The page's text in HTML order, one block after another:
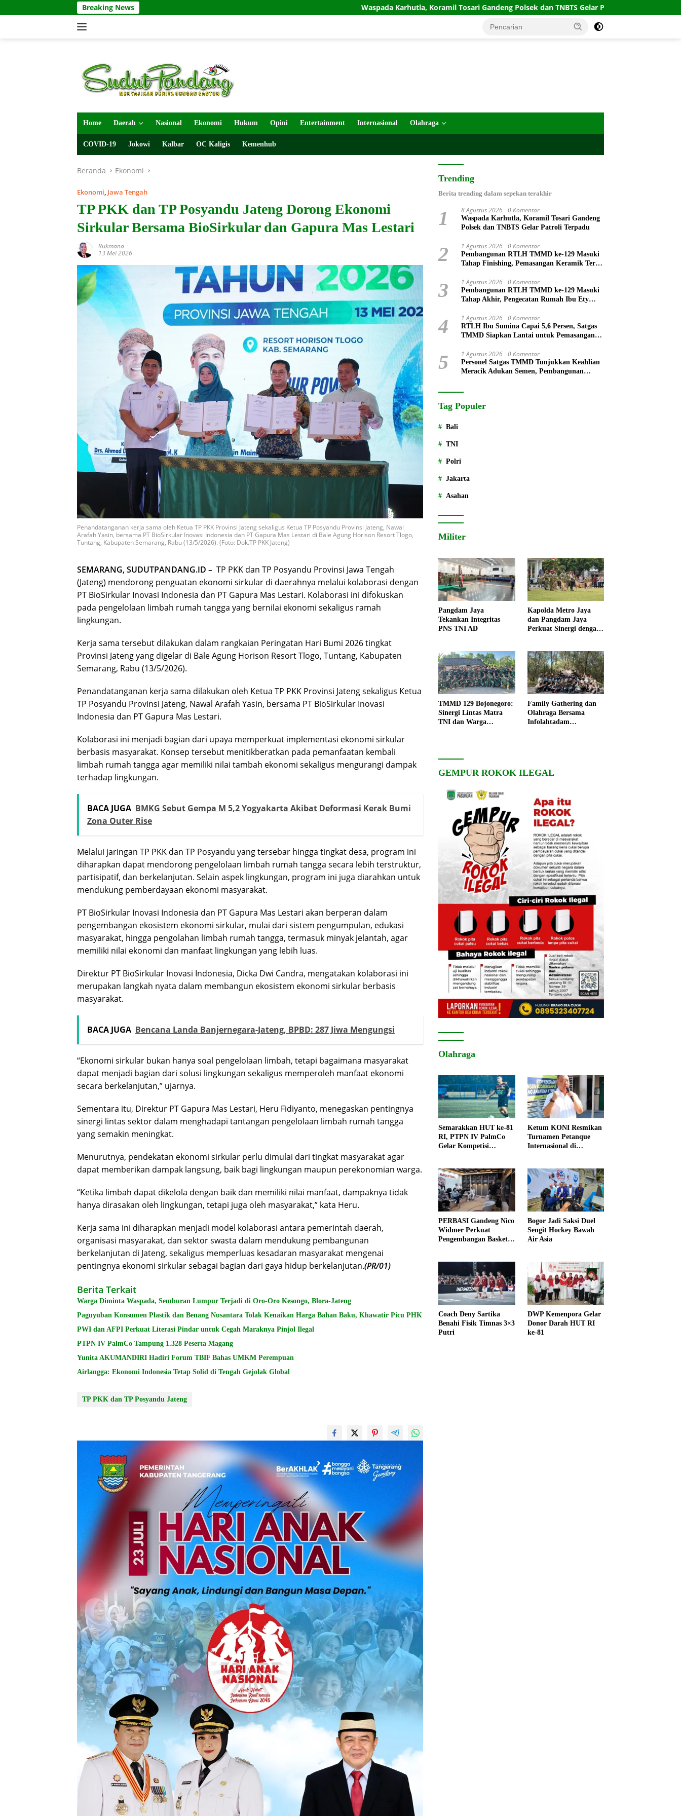
ke
Breaking News Waspada Karhutla, Koramil Tosari Gandeng Polsek dan TNBTS Gelar Patroli Terpadu
Home Daerah Nasional Ekonomi Hukum Opini Entertainment Internasional Olahraga
COVID-19 Jokowi Kalbar OC Kaligis Kemenhub
Beranda Ekonomi
Ekonomi, Jawa Tengah
TP PKK dan TP Posyandu Jateng Dorong Ekonomi
Sirkular Bersama BioSirkular dan Gapura Mas Lestari
Rukmana
13 Mei 2026
Penandatanganan kerja sama oleh Ketua TP PKK Provinsi Jateng sekaligus Ketua TP Posyandu Provinsi Jateng, Nawal
Arafah Yasin, bersama PT BioSirkular Inovasi Indonesia dan PT Gapura Mas Lestari di Bale Agung Horison Resort Tlogo,
Tuntang, Kabupaten Semarang, Rabu (13/5/2026). (Foto: Dok.TP PKK Jateng)
SEMARANG, SUDUTPANDANG.ID – TP PKK dan TP Posyandu Provinsi Jawa Tengah
(Jateng) mendorong penguatan ekonomi sirkular di daerahnya melalui kolaborasi dengan
PT BioSirkular Inovasi Indonesia dan PT Gapura Mas Lestari. Kolaborasi ini difokuskan
pada pengelolaan limbah rumah tangga yang bernilai ekonomi sekaligus ramah
lingkungan.
Kerja sama tersebut dilakukan dalam rangkaian Peringatan Hari Bumi 2026 tingkat
Provinsi Jateng yang digelar di Bale Agung Horison Resort Tlogo, Tuntang, Kabupaten
Semarang, Rabu (13/5/2026).
Penandatanganan kerja sama dilakukan oleh Ketua TP PKK Provinsi Jateng sekaligus Ketua
TP Posyandu Provinsi Jateng, Nawal Arafah Yasin, bersama PT BioSirkular Inovasi
Indonesia dan PT Gapura Mas Lestari.
Kolaborasi ini menjadi bagian dari upaya memperkuat implementasi ekonomi sirkular
berbasis masyarakat. Konsep tersebut menitikberatkan pada pemanfaatan kembali
limbah rumah tangga agar memiliki nilai tambah ekonomi sekaligus mengurangi dampak
terhadap lingkungan.
BACA JUGA BMKG Sebut Gempa M 5,2 Yogyakarta Akibat Deformasi Kerak Bumi
Zona Outer Rise
Melalui jaringan TP PKK dan TP Posyandu yang tersebar hingga tingkat desa, program ini
diharapkan dapat mendorong pengelolaan limbah rumah tangga secara lebih terstruktur,
partisipatif, dan berkelanjutan. Selain aspek lingkungan, program ini juga diarahkan untuk
mendukung pemberdayaan ekonomi masyarakat.
PT BioSirkular Inovasi Indonesia dan PT Gapura Mas Lestari akan berperan dalam
pengembangan ekosistem ekonomi sirkular, mulai dari sistem pengumpulan, edukasi
masyarakat, hingga pengolahan limbah rumah tangga, termasuk minyak jelantah, agar
memiliki nilai ekonomi dan manfaat lingkungan yang lebih luas.
Direktur PT BioSirkular Inovasi Indonesia, Dicka Dwi Candra, mengatakan kolaborasi ini
merupakan langkah nyata dalam membangun ekosistem ekonomi sirkular berbasis
masyarakat.
BACA JUGA Bencana Landa Banjernegara-Jateng, BPBD: 287 Jiwa Mengungsi
“Ekonomi sirkular bukan hanya soal pengelolaan limbah, tetapi bagaimana masyarakat
dapat menjadi bagian dari solusi lingkungan sekaligus memperoleh manfaat ekonomi
secara berkelanjutan,” ujarnya.
Sementara itu, Direktur PT Gapura Mas Lestari, Heru Fidiyanto, menegaskan pentingnya
sinergi lintas sektor dalam menghadapi tantangan pengelolaan limbah rumah tangga
yang semakin meningkat.
Menurutnya, pendekatan ekonomi sirkular perlu dimulai dari tingkat masyarakat agar
dapat memberikan dampak langsung, baik bagi lingkungan maupun perekonomian warga.
“Ketika limbah dapat dikelola dengan baik dan memiliki nilai manfaat, dampaknya tidak
hanya dirasakan oleh lingkungan, tetapi juga oleh masyarakat,” kata Heru.
Kerja sama ini diharapkan menjadi model kolaborasi antara pemerintah daerah,
organisasi masyarakat, dan sektor swasta dalam mendukung pembangunan
berkelanjutan di Jateng, sekaligus memperluas kesadaran masyarakat mengenai
pentingnya ekonomi sirkular sebagai bagian dari gaya hidup berkelanjutan.(PR/01)
Berita Terkait
Warga Diminta Waspada, Semburan Lumpur Terjadi di Oro-Oro Kesongo, Blora-Jateng
Paguyuban Konsumen Plastik dan Benang Nusantara Tolak Kenaikan Harga Bahan Baku, Khawatir Picu PHK
PWI dan AFPI Perkuat Literasi Pindar untuk Cegah Maraknya Pinjol Ilegal
PTPN IV PalmCo Tampung 1.328 Peserta Magang
Yunita AKUMANDIRI Hadiri Forum TBIF Bahas UMKM Perempuan
Airlangga: Ekonomi Indonesia Tetap Solid di Tengah Gejolak Global
TP PKK dan TP Posyandu Jateng
Trending
Berita trending dalam sepekan terakhir
1 8 Agustus 2026 0 Komentar
Waspada Karhutla, Koramil Tosari Gandeng
Polsek dan TNBTS Gelar Patroli Terpadu
2 1 Agustus 2026 0 Komentar
Pembangunan RTLH TMMD ke-129 Masuki
Tahap Finishing, Pemasangan Keramik Terus
3 1 Agustus 2026 0 Komentar
Pembangunan RTLH TMMD ke-129 Masuki
Tahap Akhir, Pengecatan Rumah Ibu Ety
4 1 Agustus 2026 0 Komentar
RTLH Ibu Sumina Capai 5,6 Persen, Satgas
TMMD Siapkan Lantai untuk Pemasangan
5 1 Agustus 2026 0 Komentar
Personel Satgas TMMD Tunjukkan Keahlian
Meracik Adukan Semen, Pembangunan
Tag Populer
Bali
TNI
Polri
Jakarta
Asahan
Militer
Pangdam Jaya
Tekankan Integritas
PNS TNI AD
Kapolda Metro Jaya
dan Pangdam Jaya
Perkuat Sinergi dengan
TMMD 129 Bojonegoro:
Sinergi Lintas Matra
TNI dan Warga
Family Gathering dan
Olahraga Bersama
Infolahtadam
GEMPUR ROKOK ILEGAL
Olahraga
Semarakkan HUT ke-81
RI, PTPN IV PalmCo
Gelar Kompetisi
Ketum KONI Resmikan
Turnamen Petanque
Internasional di
PERBASI Gandeng Nico
Widmer Perkuat
Pengembangan Basket
Bogor Jadi Saksi Duel
Sengit Hockey Bawah
Air Asia
Coach Deny Sartika
Benahi Fisik Timnas 3×3
Putri
DWP Kemenpora Gelar
Donor Darah HUT RI
ke-81